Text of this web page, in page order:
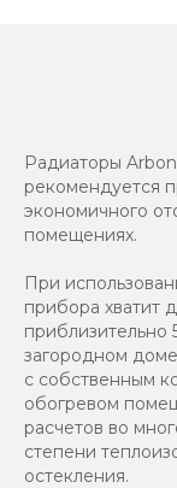
Радиаторы
рекомендуется
экономичного
помещениях.
При
прибора хватит
приблизительно
загородном
с собственным
обогревом
расчетов во
степени
остекления.